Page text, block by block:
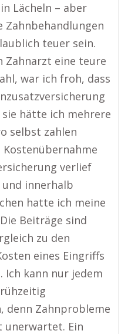
Lächeln – aber
Zahnbehandlungen
teuer sein.
Zahnarzt eine teure
war ich froh, dass
hätte ich mehrere
selbst zahlen
Kostenübernahme
verlief
innerhalb
hatte ich meine
Beiträge sind
zu den
eines Eingriffs
Ich kann nur jedem
denn Zahnprobleme
unerwartet. Ein